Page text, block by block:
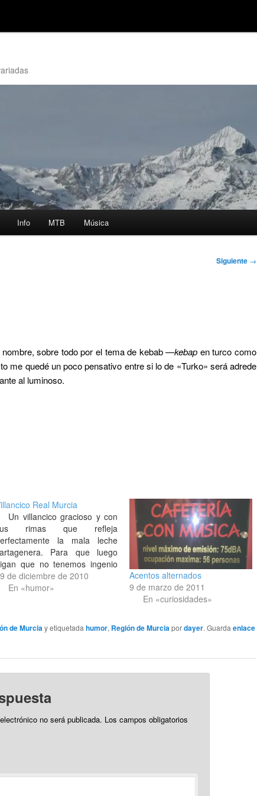
Info MTB Música
Siguiente →
sobre todo por el tema de kebab —kebap en turco como
me quedé un poco pensativo entre si lo de «Turko» será adrede
al luminoso.
Real Murcia
Un villancico gracioso y con
rimas que refleja
la mala leche
Para que luego
que no tenemos ingenio
de «la aldea», como algunos
pimentoneros faltos de cultura y
al artista! [iframe:
html"
www.youtube.com/embed/uAhhdJ9P_3s"]
de diciembre de 2010
En «humor»
Acentos alternados
9 de marzo de 2011
En «curiosidades»
de Murcia y etiquetada humor, Región de Murcia pordayer. Guarda enlace
no será publicada. Los campos obligatorios